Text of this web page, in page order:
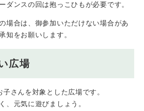
ダンスの回は抱っこひもが必要です。
場合は、御参加いただけない場合があ
知をお願いします。
広場
さんを対象とした広場です。
、元気に遊びましょう。